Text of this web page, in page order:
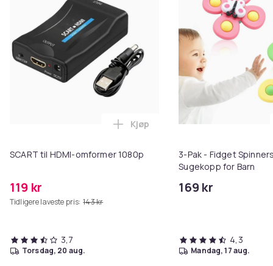
SCART til HDMI-omformer 1080p
119 kr
Tidligere laveste pris: 143 kr
Legg SCART til HDMI-omformer
Kjøp
3,7
torsdag, 20 aug.
3-Pak - Fidget
Sugekopp for Barn
169 kr
4,3
mandag, 17 aug.